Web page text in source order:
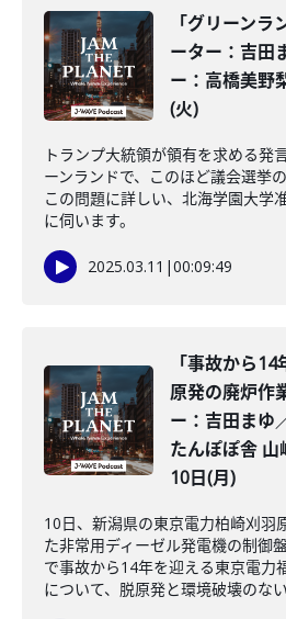
「グリーン
ーター：吉田
ー：高橋美野
(火)
トランプ大統領が領有を求める発
ーンランドで、このほど議会選挙
この問題に詳しい、北海学園大学
に伺います。
2025.03.11 |00:09:49
「事故から
原発の廃炉作
ー：吉田まゆ
たんぽぽ舎
10日(月)
10日、新潟県の東京電力柏崎刈羽
た非常用ディーゼル発電機の制御
で事故から14年を迎える東京電力
について、脱原発と環境破壊のな